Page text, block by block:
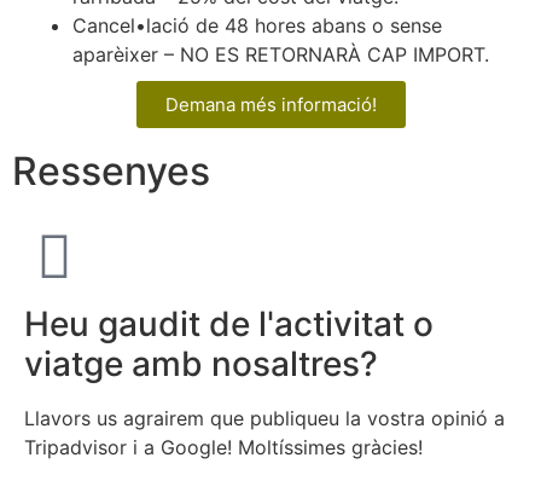
Cancel•lació de 48 hores abans o sense
aparèixer – NO ES RETORNARÀ CAP IMPORT.
Demana més informació!
Ressenyes
Heu gaudit de l'activitat o
viatge amb nosaltres?
Llavors us agrairem que publiqueu la vostra opinió a
Tripadvisor i a Google! Moltíssimes gràcies!